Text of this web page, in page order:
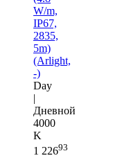
W/m,
IP67,
2835,
5m)
(Arlight,
-)
Day
|
Дневной
4000
K
1 22693